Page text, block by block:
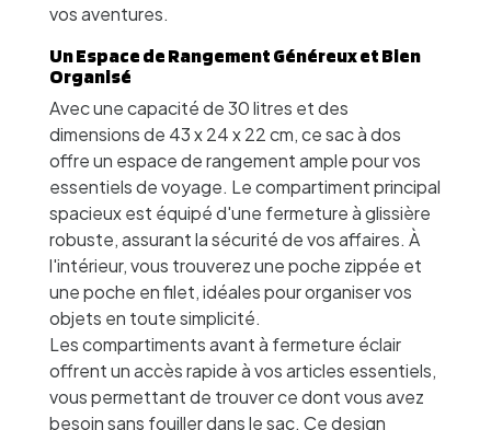
vos aventures.
Un Espace de Rangement Généreux et Bien
Organisé
Avec une capacité de 30 litres et des
dimensions de 43 x 24 x 22 cm, ce sac à dos
offre un espace de rangement ample pour vos
essentiels de voyage. Le compartiment principal
spacieux est équipé d'une fermeture à glissière
robuste, assurant la sécurité de vos affaires. À
l'intérieur, vous trouverez une poche zippée et
une poche en filet, idéales pour organiser vos
objets en toute simplicité.
Les compartiments avant à fermeture éclair
offrent un accès rapide à vos articles essentiels,
vous permettant de trouver ce dont vous avez
besoin sans fouiller dans le sac. Ce design